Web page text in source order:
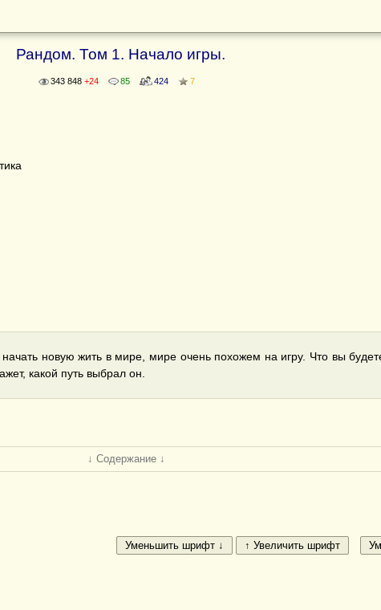
Рандом. Том 1. Начало игры.
343 848 +24 85 424 7
новую жить в мире, мире очень похожем на игру. Что вы
какой путь выбрал он.
↓ Содержание ↓